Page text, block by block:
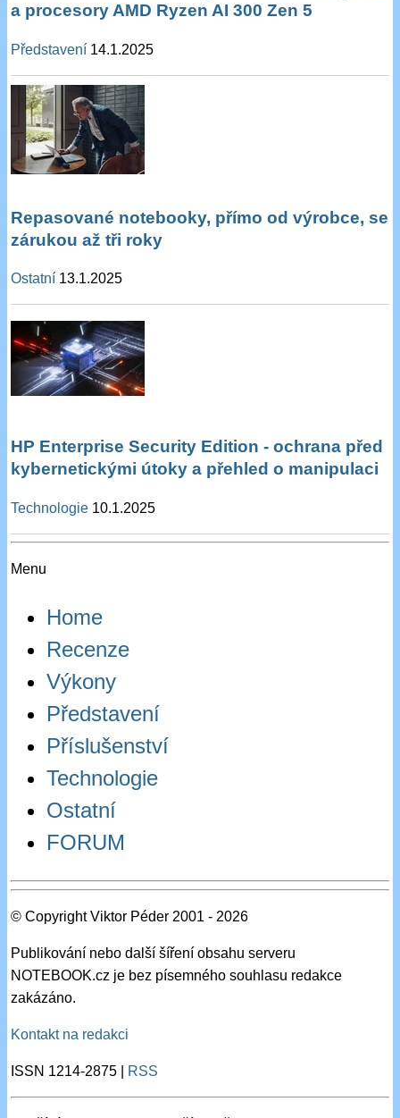
a procesory AMD Ryzen AI 300 Zen 5
Představení 14.1.2025
Repasované notebooky, přímo od výrobce, se
zárukou až tři roky
Ostatní 13.1.2025
HP Enterprise Security Edition - ochrana před
kybernetickými útoky a přehled o manipulaci
Technologie 10.1.2025
Menu
Home
Recenze
Výkony
Představení
Příslušenství
Technologie
Ostatní
FORUM
© Copyright Viktor Péder 2001 - 2026
Publikování nebo další šíření obsahu serveru
NOTEBOOK.cz je bez písemného souhlasu redakce
zakázáno.
Kontakt na redakci
ISSN 1214-2875 | RSS